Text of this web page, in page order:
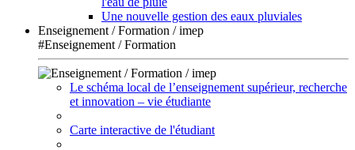
Une nouvelle gestion des eaux pluviales
Enseignement / Formation / imep
#Enseignement / Formation
Le schéma local de l’enseignement supérieur, recherche
et innovation – vie étudiante
Carte interactive de l'étudiant